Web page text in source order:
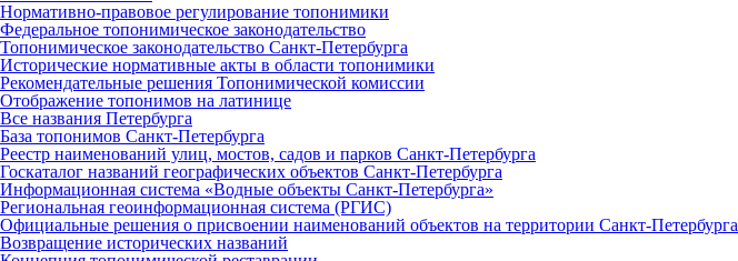
Нормативно‑правовое регулирование топонимики
Федеральное топонимическое законодательство
Топонимическое законодательство Санкт‑Петербурга
Исторические нормативные акты в области топонимики
Рекомендательные решения Топонимической комиссии
Отображение топонимов на латинице
Все названия Петербурга
База топонимов Санкт‑Петербурга
Реестр наименований улиц, мостов, садов и парков Санкт‑Петербурга
Госкаталог названий географических объектов Санкт‑Петербурга
Информационная система «Водные объекты Санкт‑Петербурга»
Региональная геоинформационная система (РГИС)
Официальные решения о присвоении наименований объектов на территории Санкт‑Петербурга
Возвращение исторических названий